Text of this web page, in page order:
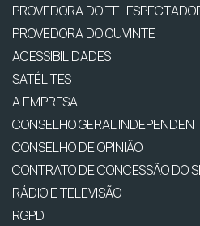
PROVEDORA DO
PROVEDORA DO OUVINTE
ACESSIBILIDADES
SATÉLITES
A EMPRESA
CONSELHO GERAL
CONSELHO DE OPINIÃO
CONTRATO DE CONCESSÃO DO
RÁDIO E TELEVISÃO
RGPD